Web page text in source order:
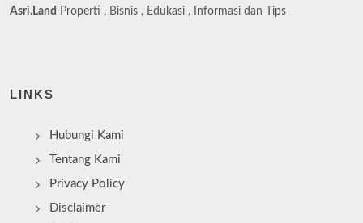
Asri.Land Properti , Bisnis , Edukasi , Informasi dan Tips
LINKS
Hubungi Kami
Tentang Kami
Privacy Policy
Disclaimer